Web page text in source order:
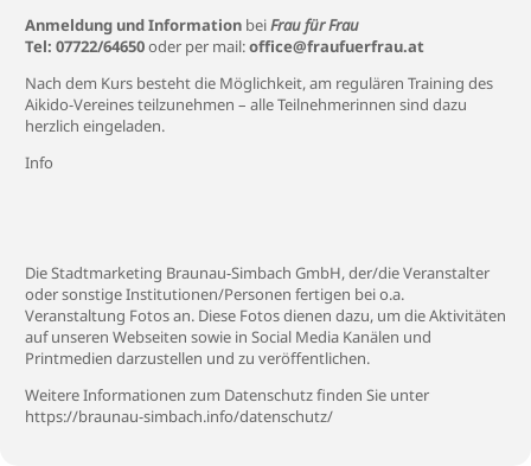
Anmeldung und Information beiFrau für Frau
Tel: 07722/64650oder per mail:office@fraufuerfrau.at
Nach dem Kurs besteht die Möglichkeit, am regulären Training des
Aikido-Vereines teilzunehmen – alle Teilnehmerinnen sind dazu
herzlich eingeladen.
Info
Die Stadtmarketing Braunau-Simbach GmbH, der/die Veranstalter
oder sonstige Institutionen/Personen fertigen bei o.a.
Veranstaltung Fotos an. Diese Fotos dienen dazu, um die Aktivitäten
auf unseren Webseiten sowie in Social Media Kanälen und
Printmedien darzustellen und zu veröffentlichen.
Weitere Informationen zum Datenschutz finden Sie unter
https://braunau-simbach.info/datenschutz/